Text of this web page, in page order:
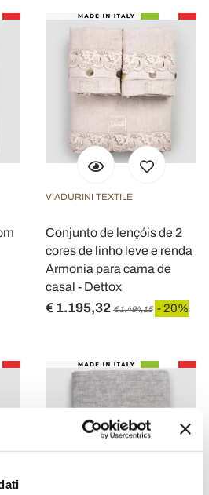
VIADURINI TEXTILE
Conjunto de lençóis de 2
cores de linho leve e renda
Armonia para cama de
casal - Dettox
€ 1.195,32 € 1.494,15 - 20%